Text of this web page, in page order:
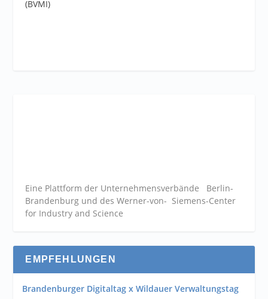
(BVMI)
Eine Plattform der Unternehmensverbände Berlin-
Brandenburg und des Werner-von- Siemens-Center
for Industry and Science
EMPFEHLUNGEN
Brandenburger Digitaltag x Wildauer Verwaltungstag